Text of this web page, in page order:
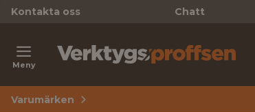
Kontakta oss Chatt
Meny
Varumärken